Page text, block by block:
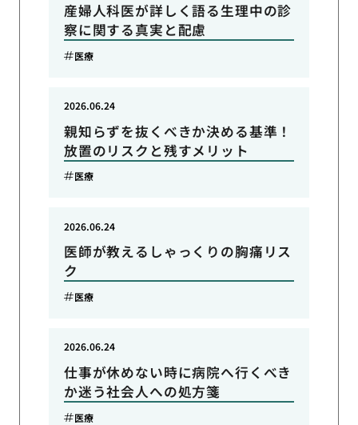
産婦人科医が詳しく語る生理中の診
察に関する真実と配慮
医療
親知らずを抜くべきか決める基準！
放置のリスクと残すメリット
2026.06.24
医療
医師が教えるしゃっくりの胸痛リス
ク
2026.06.24
医療
仕事が休めない時に病院へ行くべき
か迷う社会人への処方箋
2026.06.24
医療